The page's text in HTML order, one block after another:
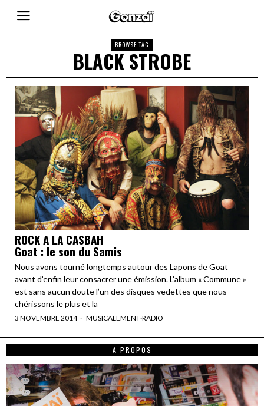
BROWSE TAG
BLACK STROBE
ROCK A LA CASBAH
Goat : le son du Samis
Nous avons tourné longtemps autour des Lapons de Goat
avant d’enfin leur consacrer une émission. L’album « Commune »
est sans aucun doute l’un des disques vedettes que nous
chérissons le plus et la
3 NOVEMBRE 2014 MUSICALEMENT·RADIO
A PROPOS